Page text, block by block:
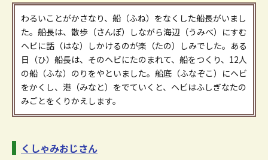
わるいことがかさなり、船（ふね）をなくした船長がいまし
た。船長は、散歩（さんぽ）しながら海辺（うみべ）にすむ
ヘビに話（はな）しかけるのが楽（たの）しみでした。ある
日（ひ）船長は、そのヘビにたのまれて、船をつくり、12人
の船（ふな）のりをやといました。船底（ふなぞこ）にヘビ
をかくし、港（みなと）をでていくと、ヘビはふしぎなたの
みごとをくりかえします。
くしゃみおじさん